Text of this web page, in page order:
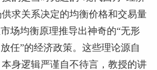
求关系决定的均衡价格和交易量
场均衡原理推导出神奇的“无形
任”的经济政策。这些理论源自
身逻辑严谨自不待言，教授的讲